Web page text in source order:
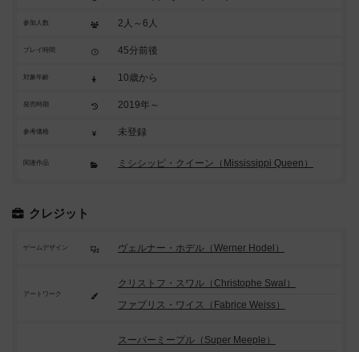
参加人数 2人～6人
プレイ時間 45分前後
対象年齢 10歳から
発売時期 2019年～
参考価格 未登録
関連作品 ミシシッピ・クイーン（Mississippi Queen）
クレジット
ゲームデザイン ヴェルナー・ホデル（Werner Hodel）
アートワーク
クリストフ・スワル（Christophe Swal）
ファブリス・ワイス（Fabrice Weiss）
スーパーミープル（Super Meeple）